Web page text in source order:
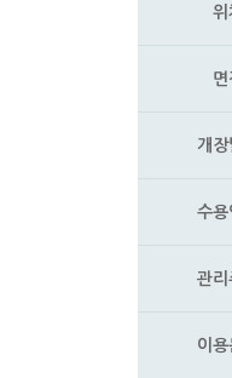
위
면
개장
수용
관리
이용